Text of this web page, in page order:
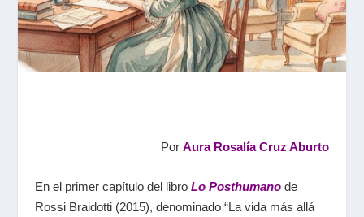
PorAura Rosalía Cruz Aburto
En el primer capítulo del libro Lo Posthumanode
Rossi Braidotti (2015), denominado “La vida más allá